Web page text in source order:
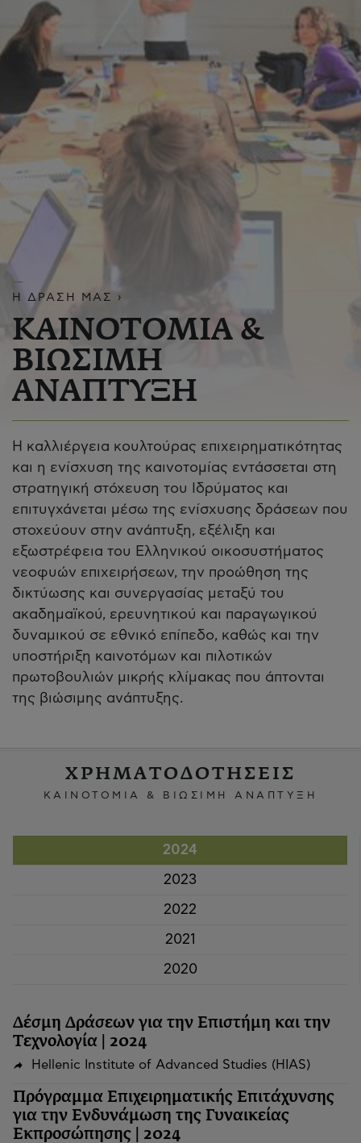
Η ΔΡΑΣΗ ΜΑΣ ›
ΚΑΙΝΟΤΟΜΙΑ &
ΒΙΩΣΙΜΗ
ΑΝΑΠΤΥΞΗ
Η καλλιέργεια κουλτούρας επιχειρηματικότητας
και η ενίσχυση της καινοτομίας εντάσσεται στη
στρατηγική στόχευση του Ιδρύματος και
επιτυγχάνεται μέσω της ενίσχυσης δράσεων που
στοχεύουν στην ανάπτυξη, εξέλιξη και
εξωστρέφεια του Ελληνικού οικοσυστήματος
νεοφυών επιχειρήσεων, την προώθηση της
δικτύωσης και συνεργασίας μεταξύ του
ακαδημαϊκού, ερευνητικού και παραγωγικού
δυναμικού σε εθνικό επίπεδο, καθώς και την
υποστήριξη καινοτόμων και πιλοτικών
πρωτοβουλιών μικρής κλίμακας που άπτονται
της βιώσιμης ανάπτυξης.
ΧΡΗΜΑΤΟΔΟΤΗΣΕΙΣ
ΚΑΙΝΟΤΟΜΙΑ & ΒΙΩΣΙΜΗ ΑΝΑΠΤΥΞΗ
2024
2023
2022
2021
2020
Δέσμη Δράσεων για την Επιστήμη και την
Τεχνολογία | 2024
Hellenic Institute of Advanced Studies (HIAS)
Πρόγραμμα Επιχειρηματικής Επιτάχυνσης
για την Ενδυνάμωση της Γυναικείας
Εκπροσώπησης | 2024